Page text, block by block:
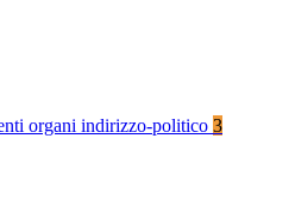
organi indirizzo-politico 3